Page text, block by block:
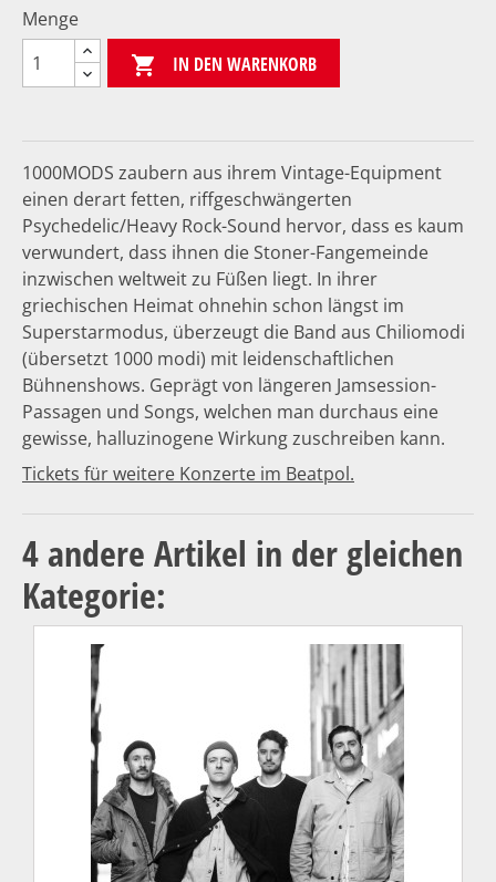
Menge
 IN DEN WARENKORB
1000MODS zaubern aus ihrem Vintage-Equipment
einen derart fetten, riffgeschwängerten
Psychedelic/Heavy Rock-Sound hervor, dass es kaum
verwundert, dass ihnen die Stoner-Fangemeinde
inzwischen weltweit zu Füßen liegt. In ihrer
griechischen Heimat ohnehin schon längst im
Superstarmodus, überzeugt die Band aus Chiliomodi
(übersetzt 1000 modi) mit leidenschaftlichen
Bühnenshows. Geprägt von längeren Jamsession-
Passagen und Songs, welchen man durchaus eine
gewisse, halluzinogene Wirkung zuschreiben kann.
Tickets für weitere Konzerte im Beatpol.
4 andere Artikel in der gleichen
Kategorie: